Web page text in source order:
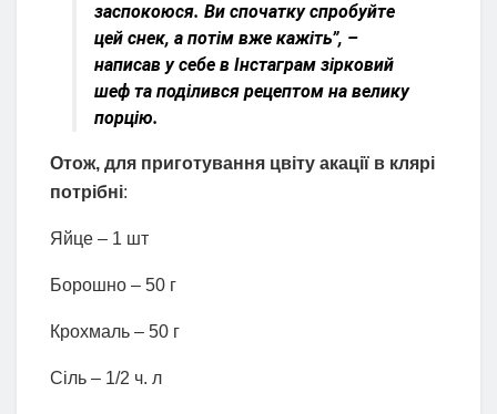
заспокоюся. Ви спочатку спробуйте
цей снек, а потім вже кажіть”, –
написав у себе в Інстаграм зірковий
шеф та поділився рецептом на велику
порцію.
Отож, для приготування цвіту акації в клярі
потрібні:
Яйце – 1 шт
Борошно – 50 г
Крохмаль – 50 г
Сіль – 1/2 ч. л